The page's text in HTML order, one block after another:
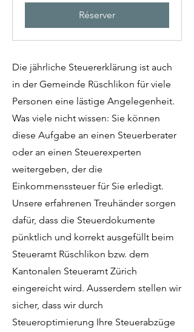
Réserver
Die jährliche Steuererklärung ist auch
in der Gemeinde Rüschlikon für viele
Personen eine lästige Angelegenheit.
Was viele nicht wissen: Sie können
diese Aufgabe an einen Steuerberater
oder an einen Steuerexperten
weitergeben, der die
Einkommenssteuer für Sie erledigt.
Unsere erfahrenen Treuhänder sorgen
dafür, dass die Steuerdokumente
pünktlich und korrekt ausgefüllt beim
Steueramt Rüschlikon bzw. dem
Kantonalen Steueramt Zürich
eingereicht wird. Ausserdem stellen wir
sicher, dass wir durch
Steueroptimierung Ihre Steuerabzüge